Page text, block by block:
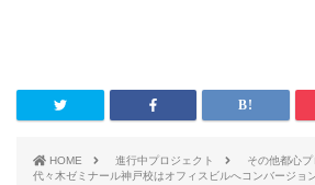
HOME 進行中プロジェクト
その他都心プ
代々木ゼミナール神戸校はオフィスビルへコンバージョ